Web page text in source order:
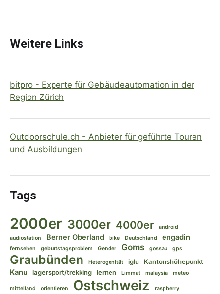
Weitere Links
bitpro - Experte für Gebäudeautomation in der
Region Zürich
Outdoorschule.ch - Anbieter für geführte Touren
und Ausbildungen
Tags
2000er 3000er 4000er
android
audiostation
Berner Oberland bike Deutschland engadin
fernsehen geburtstagsproblem Gender Goms gossau gps
Graubünden Heterogenität iglu Kantonshöhepunkt
Kanu lagersport/trekking lernen Limmat malaysia meteo
mittelland orientieren Ostschweiz raspberry